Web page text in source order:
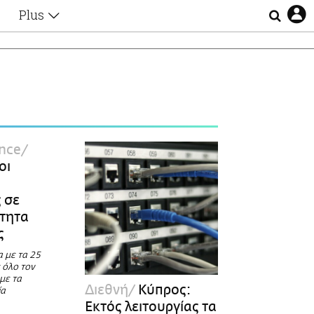
Plus
Οι Αθηναίοι
Επιλογές
σε
με τα 25
όλο τον
τα
Διεθνή Κύπρος:
Εκτός λειτουργίας τα